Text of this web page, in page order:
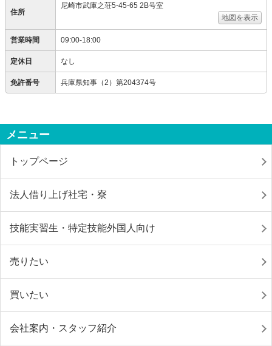
住所
尼崎市武庫之荘5-45-65 2B号室
地図を表示
営業時間 09:00-18:00
定休日 なし
免許番号 兵庫県知事（2）第204374号
メニュー
トップページ
法人借り上げ社宅・寮
技能実習生・特定技能外国人向け
売りたい
買いたい
会社案内・スタッフ紹介